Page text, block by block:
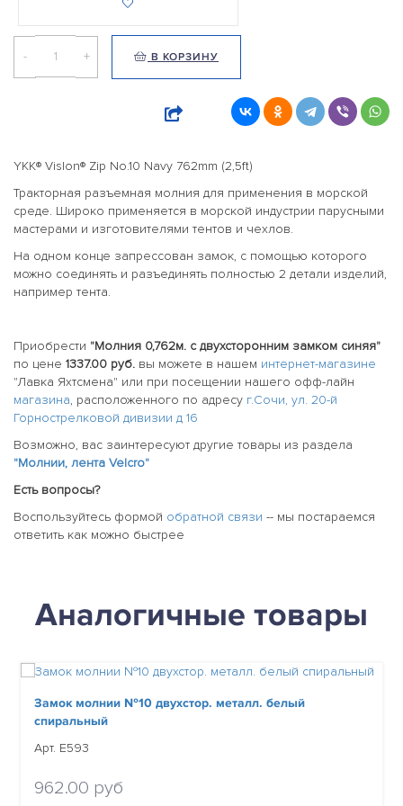
- + В КОРЗИНУ
YKK® Vislon® Zip No.10 Navy 762mm (2,5ft)
Тракторная разъемная молния для применения в морской
среде. Широко применяется в морской индустрии парусными
мастерами и изготовителями тентов и чехлов.
На одном конце запрессован замок, с помощью которого
можно соединять и разъединять полностью 2 детали изделий,
например тента.
Приобрести "Молния 0,762м. с двухсторонним замком синяя"
по цене 1337.00 руб. вы можете в нашем интернет-магазине
"Лавка Яхтсмена" или при посещении нашего офф-лайн
магазина, расположенного по адресу г.Сочи, ул. 20-й
Горнострелковой дивизии д 16
Возможно, вас заинтересуют другие товары из раздела
"Молнии, лента Velcro"
Есть вопросы?
Воспользуйтесь формой обратной связи -- мы постараемся
ответить как можно быстрее
Аналогичные товары
Замок молнии №10 двухстор. металл. белый
спиральный
Арт. E593
962.00 руб